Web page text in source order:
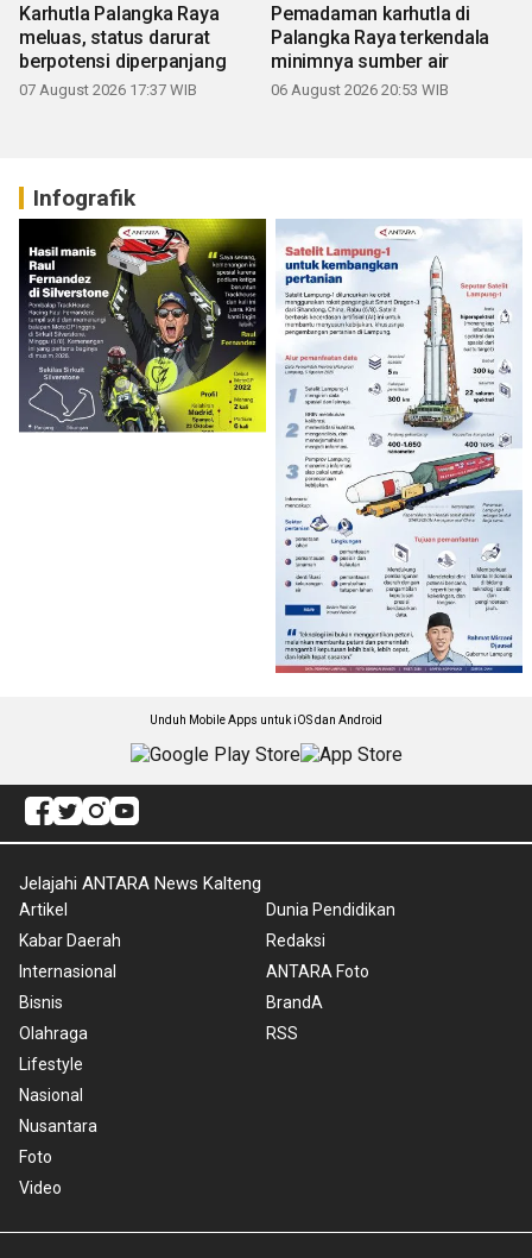
Karhutla Palangka Raya
meluas, status darurat
berpotensi diperpanjang
07 August 2026 17:37 WIB
Pemadaman karhutla di
Palangka Raya terkendala
minimnya sumber air
06 August 2026 20:53 WIB
Infografik
Unduh Mobile Apps untuk iOS dan Android
Jelajahi ANTARA News Kalteng
Artikel
Kabar Daerah
Internasional
Bisnis
Olahraga
Lifestyle
Nasional
Nusantara
Foto
Video
Dunia Pendidikan
Redaksi
ANTARA Foto
BrandA
RSS